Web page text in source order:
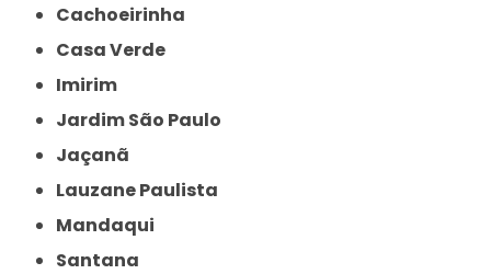
Cachoeirinha
Casa Verde
Imirim
Jardim São Paulo
Jaçanã
Lauzane Paulista
Mandaqui
Santana